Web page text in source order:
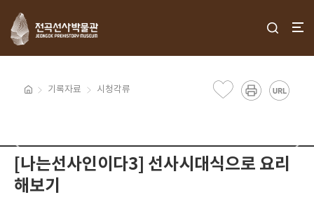
기록자료 시청각류
[나는선사인이다3] 선사시대식으로 요리
해보기